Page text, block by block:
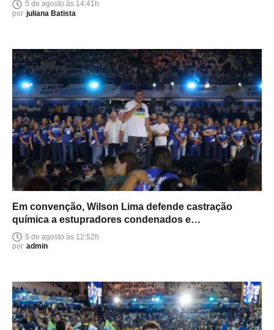
5 de agosto às 14:41h
por juliana Batista
Em convenção, Wilson Lima defende castração
química a estupradores condenados e
endurecimento das leis
5 de agosto às 12:52h
por admin